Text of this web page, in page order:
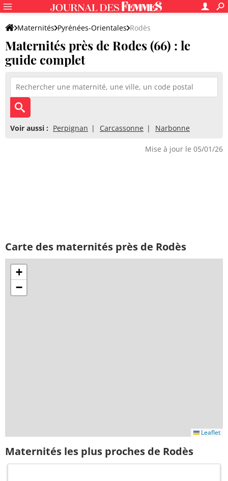
Maternités Pyrénées-Orientales Rodès
Maternités près de Rodes (66) : le
guide complet
Voir aussi : Perpignan Carcassonne Narbonne
Mise à jour le 05/01/26
Carte des maternités près de Rodès
+
−
Leaflet
Maternités les plus proches de Rodès